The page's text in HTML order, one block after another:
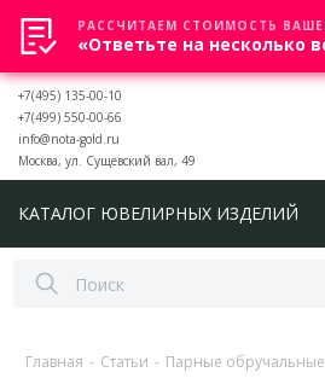
+7(495) 135-00-10
+7(499) 550-00-66
info@nota-gold.ru
Москва, ул. Сущевский вал, 49
КАТАЛОГ ЮВЕЛИРНЫХ ИЗДЕЛИЙ
Главная - Статьи - Парные обручальные
РАССЧИТАЕМ СТОИМОСТЬ
«Ответьте на несколько